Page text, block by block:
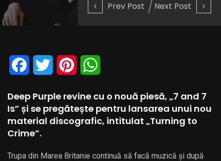
Prev Post Next Post
Facebook
Twitter Pinterest
Deep Purple revine cu o nouă piesă, „7 and 7
Is” și se pregătește pentru lansarea unui nou
material discografic, intitulat „Turning to
Crime”.
Trupa din Marea Britanie continuă să facă muzică și după